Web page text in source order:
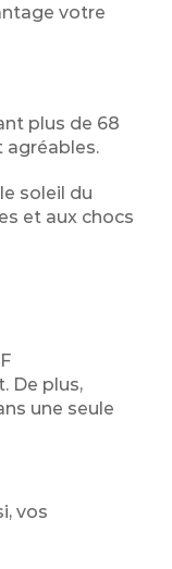
votre
plus de 68
agréables.
soleil du
et aux chocs
De plus,
une seule
vos